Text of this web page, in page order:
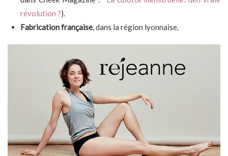
révolution ?).
Fabrication française , dans la région lyonnaise.